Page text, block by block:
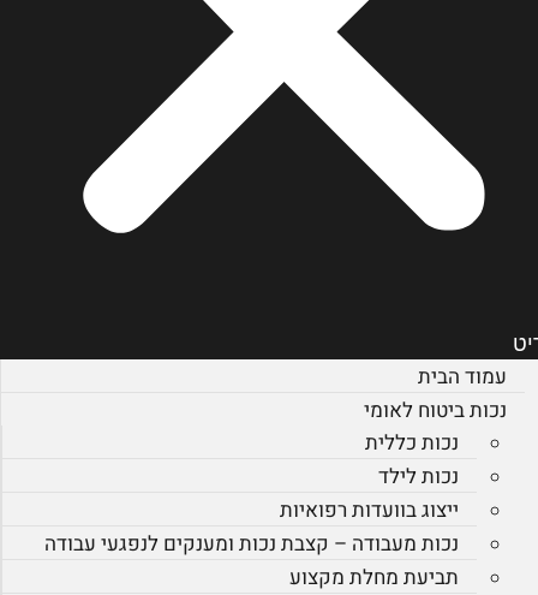
עמוד הבית
נכות ביטוח לאומי
נכות כללית
נכות לילד
ייצוג בוועדות רפואיות
נכות מעבודה – קצבת נכות ומענקים לנפגעי עבודה
תביעת מחלת מקצוע